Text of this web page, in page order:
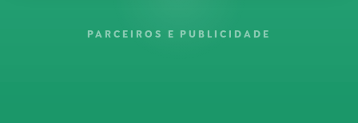
PARCEIROS E PUBLICIDADE